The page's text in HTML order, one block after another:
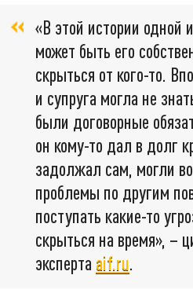
«В этой истории одной
может быть его
скрыться от кого-то.
и супруга могла не
были договорные
он кому-то дал в долг
задолжал сам, могли
проблемы по другим
поступать какие-то
скрыться на время», –
эксперта aif.ru.